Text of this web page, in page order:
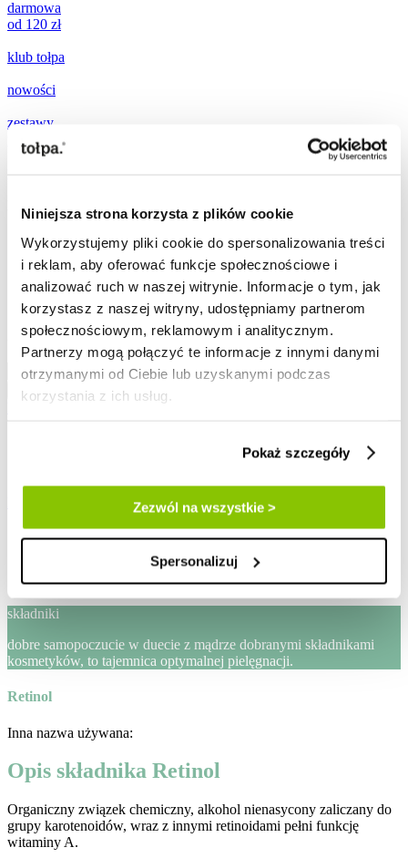
Niniejsza strona korzysta z plików cookie
Wykorzystujemy pliki cookie do spersonalizowania treści
i reklam, aby oferować funkcje społecznościowe i
analizować ruch w naszej witrynie. Informacje o tym, jak
korzystasz z naszej witryny, udostępniamy partnerom
społecznościowym, reklamowym i analitycznym.
Partnerzy mogą połączyć te informacje z innymi danymi
otrzymanymi od Ciebie lub uzyskanymi podczas
korzystania z ich usług.
Pokaż szczegóły
Zezwól na wszystkie >
Spersonalizuj
darmowa
od 120 zł
klub tołpa
nowości
zestawy
prezentowe
[ ☀️SPF]
[ mikroigiełki]
[ ujędrnianie ]
[ witamina C ]
Szukaj
Szukaj
Szukaj
Przejdź do treści
Strona główna
skladniki-kosmetykow
retinol
składniki
dobre samopoczucie w duecie z mądrze dobranymi składnikami
kosmetyków, to tajemnica optymalnej pielęgnacji.
Retinol
Inna nazwa używana:
Opis składnika Retinol
Organiczny związek chemiczny, alkohol nienasycony zaliczany do
grupy karotenoidów, wraz z innymi retinoidami pełni funkcję
witaminy A.